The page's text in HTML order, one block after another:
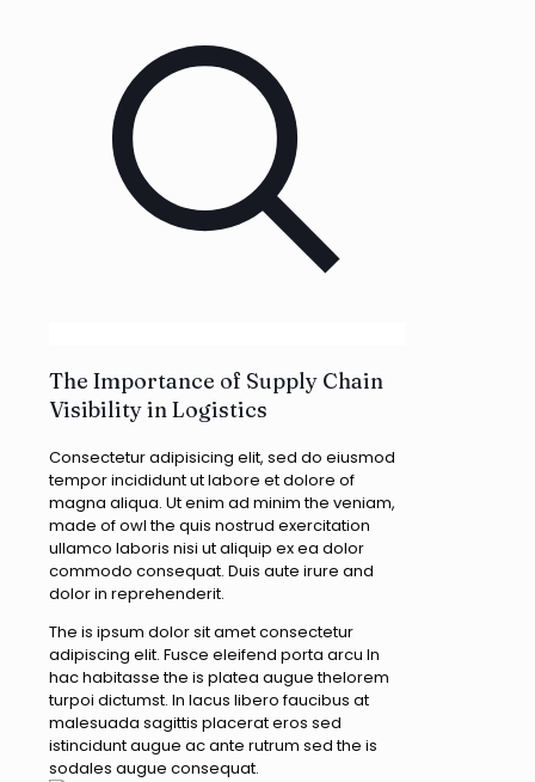
The Importance of Supply Chain
Visibility in Logistics
Consectetur adipisicing elit, sed do eiusmod
tempor incididunt ut labore et dolore of
magna aliqua. Ut enim ad minim the veniam,
made of owl the quis nostrud exercitation
ullamco laboris nisi ut aliquip ex ea dolor
commodo consequat. Duis aute irure and
dolor in reprehenderit.
The is ipsum dolor sit amet consectetur
adipiscing elit. Fusce eleifend porta arcu In
hac habitasse the is platea augue thelorem
turpoi dictumst. In lacus libero faucibus at
malesuada sagittis placerat eros sed
istincidunt augue ac ante rutrum sed the is
sodales augue consequat.